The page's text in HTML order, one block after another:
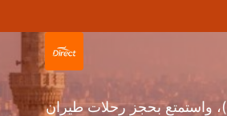
حجز طيران من الدمام إلى اسطنبول بأفضل الأسعار عبر دايركت! قارن رحلات طيران رخيصة من الدمام إلى اسطنبول (DMM إلى IST/SAW)، واستمتع بحجز رحلات طيران